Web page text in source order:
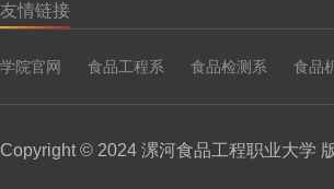
友情链接
学院官网 食品工程系 食品检测系 食品
Copyright © 2024 漯河食品工程职业大学